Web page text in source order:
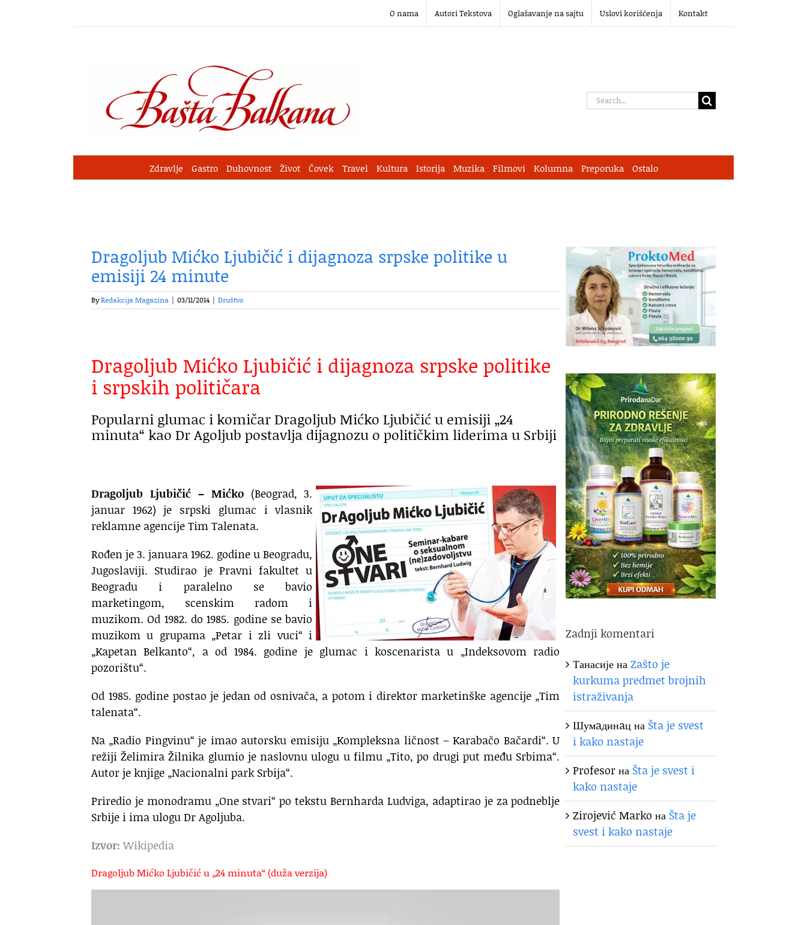
O nama Autori Tekstova Oglašavanje na sajtu Uslovi korišćenja Kontakt
Search
Zdravlje Gastro Duhovnost Život Čovek Travel Kultura Istorija Muzika Filmovi Kolumna Preporuka Ostalo
Dragoljub Mićko Ljubičić i dijagnoza srpske politike u
emisiji 24 minute
ByRedakcija Magazina | 03/11/2014 | Društvo
Dragoljub Mićko Ljubičić i dijagnoza srpske politike
i srpskih političara
Popularni glumac i komičar Dragoljub Mićko Ljubičić u emisiji „24
minuta“ kao Dr Agoljub postavlja dijagnozu o političkim liderima u Srbiji
Dragoljub Ljubičić – Mićko(Beograd, 3.
januar 1962) je srpski glumac i vlasnik
reklamne agencije Tim Talenata.
Rođen je 3. januara 1962. godine u Beogradu,
Jugoslaviji. Studirao je Pravni fakultet u
Beogradu i paralelno se bavio
marketingom, scenskim radom i
muzikom. Od 1982. do 1985. godine se bavio
muzikom u grupama „Petar i zli vuci“ i
„Kapetan Belkanto“, a od 1984. godine je glumac i koscenarista u „Indeksovom radio
pozorištu“.
Od 1985. godine postao je jedan od osnivača, a potom i direktor marketinške agencije „Tim
talenata“.
Na „Radio Pingvinu“ je imao autorsku emisiju „Kompleksna ličnost – Karabačo Bačardi“. U
režiji Želimira Žilnika glumio je naslovnu ulogu u filmu „Tito, po drugi put među Srbima“.
Autor je knjige „Nacionalni park Srbija“.
Priredio je monodramu „One stvari“ po tekstu Bernharda Ludviga, adaptirao je za podneblje
Srbije i ima ulogu Dr Agoljuba.
Izvor:Wikipedia
Dragoljub Mićko Ljubičić u „24 minuta“ (duža verzija)
Zadnji komentari
ТанасијенаZašto je
kurkuma predmet brojnih
istraživanja
Шумaдинaцна Šta je svest
i kako nastaje
Profesorна Šta je svest i
kako nastaje
Zirojević Marko на Šta je
svest i kako nastaje